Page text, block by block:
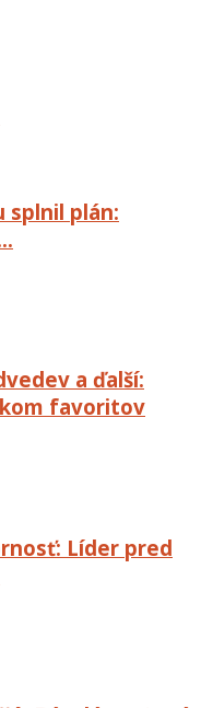
splnil plán:
a ďalší:
favoritov
Líder pred